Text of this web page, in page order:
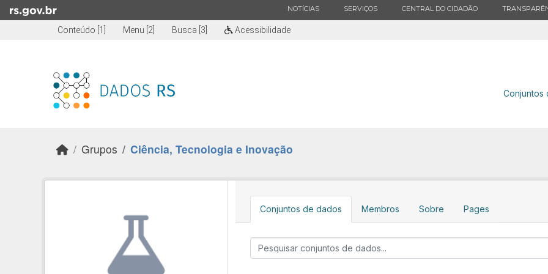
Skip to main content ESTADO
NOTÍCIAS ESTADO
SERVIÇOS ESTADO
CENTRAL DO CIDADÃO ESTADO
Conteúdo [1] Menu [2] Busca [3] Acessibilidade
Conjuntos
Grupos Ciência, Tecnologia e Inovação
Conjuntos de dados Membros Sobre Pages